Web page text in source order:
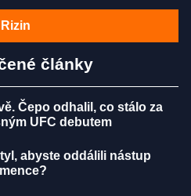
Rizin
články
Čepo odhalil, co stálo za
UFC debutem
abyste oddálili nástup